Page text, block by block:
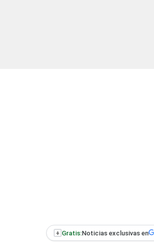
+ Gratis:Noticias exclusivas en